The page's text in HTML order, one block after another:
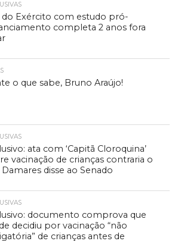
do Exército com estudo pró-
completa 2 anos fora
o que sabe, Bruno Araújo!
ata com ‘Capitã Cloroquina’
vacinação de crianças contraria o
Damares disse ao Senado
documento comprova que
decidiu por vacinação “não
de crianças antes de